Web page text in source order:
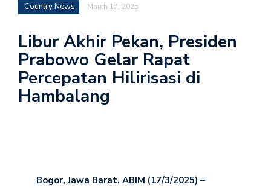
Country News March 17, 2025
Libur Akhir Pekan, Presiden
Prabowo Gelar Rapat
Percepatan Hilirisasi di
Hambalang
Bogor, Jawa Barat, ABIM (17/3/2025) –